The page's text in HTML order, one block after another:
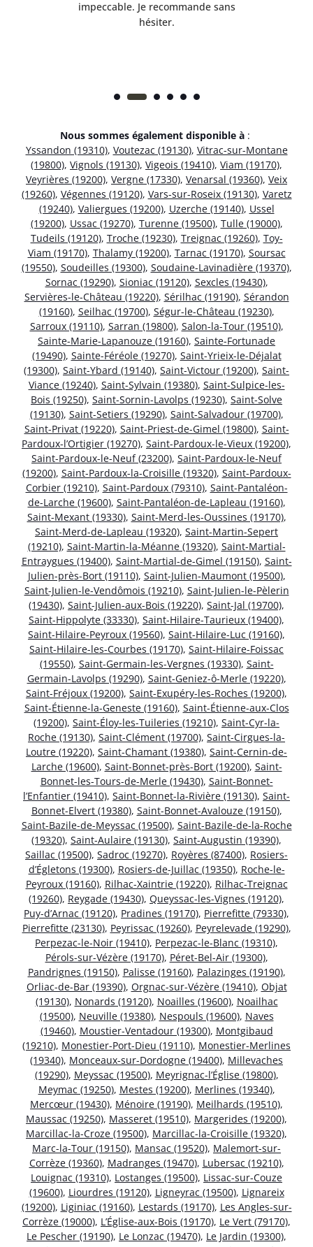
impeccable. Je recommande sans
hésiter.
Nous sommes également disponible à :
Yssandon (19310), Voutezac (19130), Vitrac-sur-Montane
(19800), Vignols (19130), Vigeois (19410), Viam (19170),
Veyrières (19200), Vergne (17330), Venarsal (19360), Veix
(19260), Végennes (19120), Vars-sur-Roseix (19130), Varetz
(19240), Valiergues (19200), Uzerche (19140), Ussel
(19200), Ussac (19270), Turenne (19500), Tulle (19000),
Tudeils (19120), Troche (19230), Treignac (19260), Toy-
Viam (19170), Thalamy (19200), Tarnac (19170), Soursac
(19550), Soudeilles (19300), Soudaine-Lavinadière (19370),
Sornac (19290), Sioniac (19120), Sexcles (19430),
Servières-le-Château (19220), Sérilhac (19190), Sérandon
(19160), Seilhac (19700), Ségur-le-Château (19230),
Sarroux (19110), Sarran (19800), Salon-la-Tour (19510),
Sainte-Marie-Lapanouze (19160), Sainte-Fortunade
(19490), Sainte-Féréole (19270), Saint-Yrieix-le-Déjalat
(19300), Saint-Ybard (19140), Saint-Victour (19200), Saint-
Viance (19240), Saint-Sylvain (19380), Saint-Sulpice-les-
Bois (19250), Saint-Sornin-Lavolps (19230), Saint-Solve
(19130), Saint-Setiers (19290), Saint-Salvadour (19700),
Saint-Privat (19220), Saint-Priest-de-Gimel (19800), Saint-
Pardoux-l’Ortigier (19270), Saint-Pardoux-le-Vieux (19200),
Saint-Pardoux-le-Neuf (23200), Saint-Pardoux-le-Neuf
(19200), Saint-Pardoux-la-Croisille (19320), Saint-Pardoux-
Corbier (19210), Saint-Pardoux (79310), Saint-Pantaléon-
de-Larche (19600), Saint-Pantaléon-de-Lapleau (19160),
Saint-Mexant (19330), Saint-Merd-les-Oussines (19170),
Saint-Merd-de-Lapleau (19320), Saint-Martin-Sepert
(19210), Saint-Martin-la-Méanne (19320), Saint-Martial-
Entraygues (19400), Saint-Martial-de-Gimel (19150), Saint-
Julien-près-Bort (19110), Saint-Julien-Maumont (19500),
Saint-Julien-le-Vendômois (19210), Saint-Julien-le-Pèlerin
(19430), Saint-Julien-aux-Bois (19220), Saint-Jal (19700),
Saint-Hippolyte (33330), Saint-Hilaire-Taurieux (19400),
Saint-Hilaire-Peyroux (19560), Saint-Hilaire-Luc (19160),
Saint-Hilaire-les-Courbes (19170), Saint-Hilaire-Foissac
(19550), Saint-Germain-les-Vergnes (19330), Saint-
Germain-Lavolps (19290), Saint-Geniez-ô-Merle (19220),
Saint-Fréjoux (19200), Saint-Exupéry-les-Roches (19200),
Saint-Étienne-la-Geneste (19160), Saint-Étienne-aux-Clos
(19200), Saint-Éloy-les-Tuileries (19210), Saint-Cyr-la-
Roche (19130), Saint-Clément (19700), Saint-Cirgues-la-
Loutre (19220), Saint-Chamant (19380), Saint-Cernin-de-
Larche (19600), Saint-Bonnet-près-Bort (19200), Saint-
Bonnet-les-Tours-de-Merle (19430), Saint-Bonnet-
l’Enfantier (19410), Saint-Bonnet-la-Rivière (19130), Saint-
Bonnet-Elvert (19380), Saint-Bonnet-Avalouze (19150),
Saint-Bazile-de-Meyssac (19500), Saint-Bazile-de-la-Roche
(19320), Saint-Aulaire (19130), Saint-Augustin (19390),
Saillac (19500), Sadroc (19270), Royères (87400), Rosiers-
d’Égletons (19300), Rosiers-de-Juillac (19350), Roche-le-
Peyroux (19160), Rilhac-Xaintrie (19220), Rilhac-Treignac
(19260), Reygade (19430), Queyssac-les-Vignes (19120),
Puy-d’Arnac (19120), Pradines (19170), Pierrefitte (79330),
Pierrefitte (23130), Peyrissac (19260), Peyrelevade (19290),
Perpezac-le-Noir (19410), Perpezac-le-Blanc (19310),
Pérols-sur-Vézère (19170), Péret-Bel-Air (19300),
Pandrignes (19150), Palisse (19160), Palazinges (19190),
Orliac-de-Bar (19390), Orgnac-sur-Vézère (19410), Objat
(19130), Nonards (19120), Noailles (19600), Noailhac
(19500), Neuville (19380), Nespouls (19600), Naves
(19460), Moustier-Ventadour (19300), Montgibaud
(19210), Monestier-Port-Dieu (19110), Monestier-Merlines
(19340), Monceaux-sur-Dordogne (19400), Millevaches
(19290), Meyssac (19500), Meyrignac-l’Église (19800),
Meymac (19250), Mestes (19200), Merlines (19340),
Mercœur (19430), Ménoire (19190), Meilhards (19510),
Maussac (19250), Masseret (19510), Margerides (19200),
Marcillac-la-Croze (19500), Marcillac-la-Croisille (19320),
Marc-la-Tour (19150), Mansac (19520), Malemort-sur-
Corrèze (19360), Madranges (19470), Lubersac (19210),
Louignac (19310), Lostanges (19500), Lissac-sur-Couze
(19600), Liourdres (19120), Ligneyrac (19500), Lignareix
(19200), Liginiac (19160), Lestards (19170), Les Angles-sur-
Corrèze (19000), L’Église-aux-Bois (19170), Le Vert (79170),
Le Pescher (19190), Le Lonzac (19470), Le Jardin (19300),